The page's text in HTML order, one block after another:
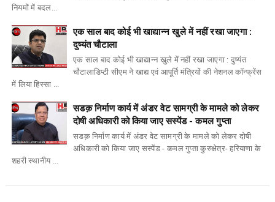
नियमों में बदल...
एक साल बाद कोई भी खाद्यान्न खुले में नहीं रखा जाएगा :
दुष्यंत चौटाला
एक साल बाद कोई भी खाद्यान्न खुले में नहीं रखा जाएगा : दुष्यंत
चौटालाडिप्टी सीएम ने खाद्य एवं आपूर्ति मंत्रियों की नेशनल कॉन्फ्रेंस
में लिया हिस्सा ...
सडक़ निर्माण कार्य में अंडर वेट सामग्री के मामले को लेकर
दोषी अधिकारी को किया जाए सस्पेंड - कमल गुप्ता
सडक़ निर्माण कार्य में अंडर वेट सामग्री के मामले को लेकर दोषी
अधिकारी को किया जाए सस्पेंड - कमल गुप्ता कुरुक्षेत्र- हरियाणा के
शहरी स्थानीय ...